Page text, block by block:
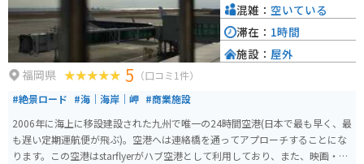
いながら、伝統工芸品に触れてみてはいかがでしょうか。
福岡県 5 （口コミ1件）
#絶景ロード #海｜海岸｜岬 #商業施設
2006年に海上に移設建設された九州で唯一の24時間空港(日本で最も早く、最
も遅い定期運航便が飛ぶ)。空港へは連絡橋を通ってアプローチすることにな
ります。この空港はstarflyerがハブ空港として利用しており、また、映画・ド
混雑： 空いている
滞在： 1時間
施設： 屋外